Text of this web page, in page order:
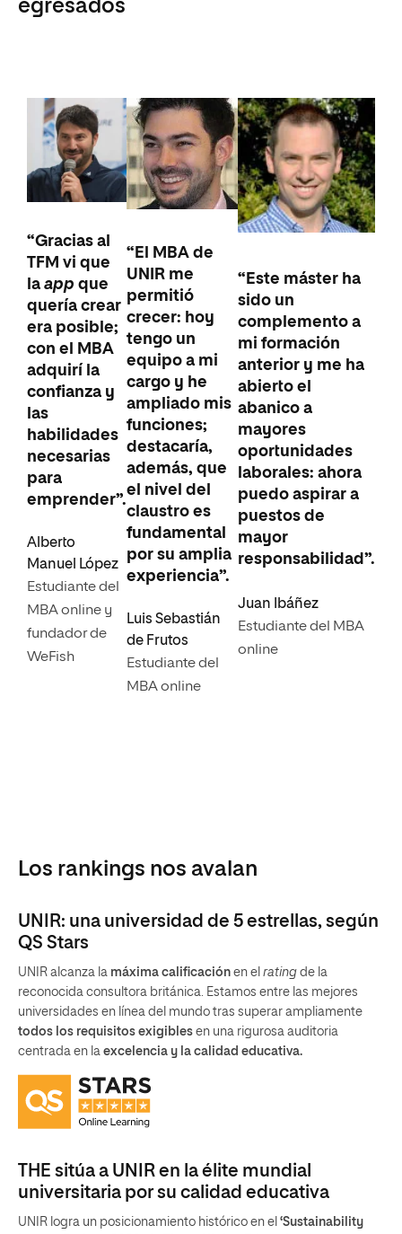
egresados
“Gracias al
TFM vi que
la app que
quería crear
era posible;
con el MBA
adquirí la
confianza y
las
habilidades
necesarias
para
emprender”.
Alberto
Manuel López
Estudiante del
MBA online y
fundador de
WeFish
“El MBA de
UNIR me
permitió
crecer: hoy
tengo un
equipo a mi
cargo y he
ampliado mis
funciones;
destacaría,
además, que
el nivel del
claustro es
fundamental
por su amplia
experiencia”.
Luis Sebastián
de Frutos
Estudiante del
MBA online
“Este máster ha
sido un
complemento a
mi formación
anterior y me ha
abierto el
abanico a
mayores
oportunidades
laborales: ahora
puedo aspirar a
puestos de
mayor
responsabilidad”.
Juan Ibáñez
Estudiante del MBA
online
Los rankings nos avalan
UNIR: una universidad de 5 estrellas, según
QS Stars
UNIR alcanza la máxima calificación en el rating de la
reconocida consultora británica. Estamos entre las mejores
universidades en línea del mundo tras superar ampliamente
todos los requisitos exigibles en una rigurosa auditoria
centrada en la excelencia y la calidad educativa.
THE sitúa a UNIR en la élite mundial
universitaria por su calidad educativa
UNIR logra un posicionamiento histórico en el ‘Sustainability